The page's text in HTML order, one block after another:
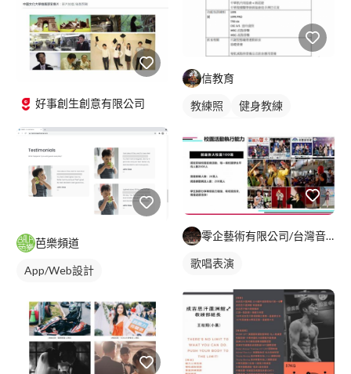
好事創生創意有限公司
芭樂頻道
App/Web設計
信教育
教練照
健身教練
零企藝術有限公司/台灣音樂世紀樂團
歌唱表演